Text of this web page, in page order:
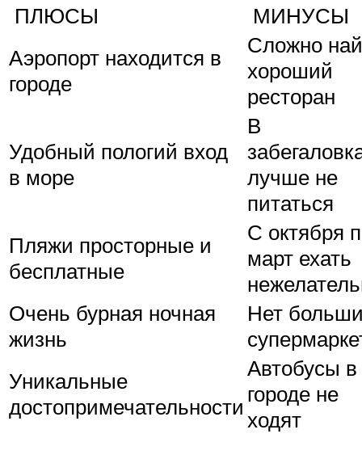
ПЛЮСЫ
МИНУСЫ
Аэропорт находится в
городе
Сложно
хороший
ресторан
Удобный пологий вход
в море
В
лучше не
питаться
Пляжи просторные и
бесплатные
С октября
март ехать
Очень бурная ночная
жизнь
Нет
Уникальные
достопримечательности
Автобусы в
городе не
ходят